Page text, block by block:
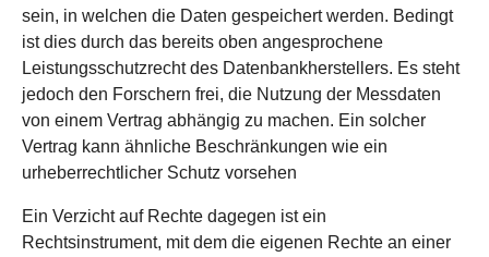
sein, in welchen die Daten gespeichert werden. Bedingt
ist dies durch das bereits oben angesprochene
Leistungsschutzrecht des Datenbankherstellers. Es steht
jedoch den Forschern frei, die Nutzung der Messdaten
von einem Vertrag abhängig zu machen. Ein solcher
Vertrag kann ähnliche Beschränkungen wie ein
urheberrechtlicher Schutz vorsehen
Ein Verzicht auf Rechte dagegen ist ein
Rechtsinstrument, mit dem die eigenen Rechte an einer